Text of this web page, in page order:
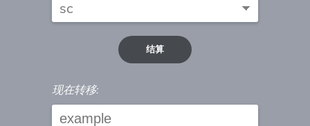
结算
现在转移: